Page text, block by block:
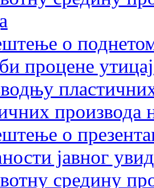
о
процене
производа
о
јавног
средину